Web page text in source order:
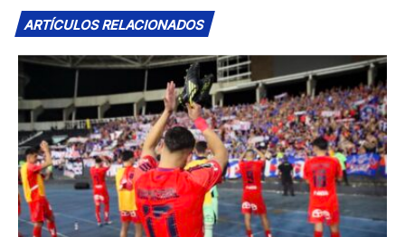
ARTÍCULOS RELACIONADOS